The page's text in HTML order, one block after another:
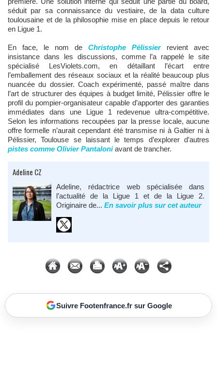
séduit par sa connaissance du vestiaire, de la data culture
toulousaine et de la philosophie mise en place depuis le retour
en Ligue 1.
En face, le nom de Christophe Pélissierrevient avec
insistance dans les discussions, comme l’a rappelé le site
spécialisé LesViolets.com, en détaillant l’écart entre
l’emballement des réseaux sociaux et la réalité beaucoup plus
nuancée du dossier. Coach expérimenté, passé maître dans
l’art de structurer des équipes à budget limité, Pélissier offre le
profil du pompier-organisateur capable d’apporter des garanties
immédiates dans une Ligue 1 redevenue ultra-compétitive.
Selon les informations recoupées par la presse locale, aucune
offre formelle n’aurait cependant été transmise ni à Galtier ni à
Pélissier, Toulouse se laissant le temps d’explorer d’autres
pistes comme Olivier Pantaloniavant de trancher.
Adeline CZ
Adeline, rédactrice web spécialisée dans
l’actualité de la Ligue 1 et de la Ligue 2.
Originaire de... En savoir plus sur cet auteur
Suivre Footenfrance.fr sur Google